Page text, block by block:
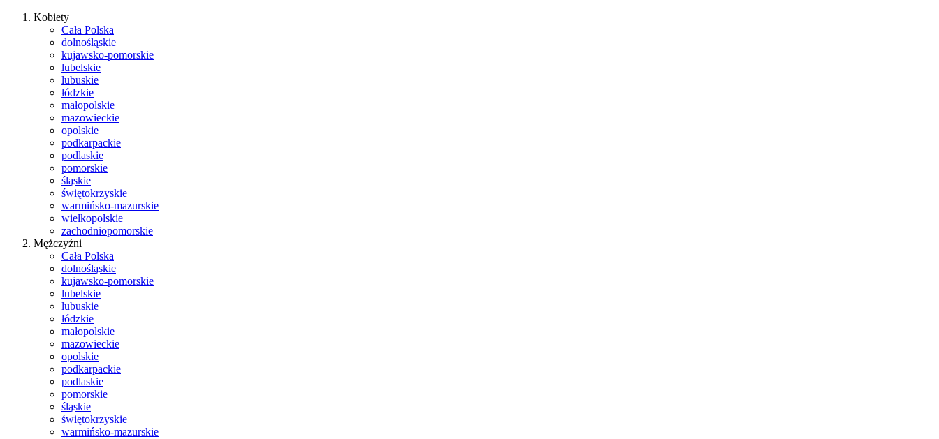
Kobiety
Cała Polska
dolnośląskie
kujawsko-pomorskie
lubelskie
lubuskie
łódzkie
małopolskie
mazowieckie
opolskie
podkarpackie
podlaskie
pomorskie
śląskie
świętokrzyskie
warmińsko-mazurskie
wielkopolskie
zachodniopomorskie
Mężczyźni
Cała Polska
dolnośląskie
kujawsko-pomorskie
lubelskie
lubuskie
łódzkie
małopolskie
mazowieckie
opolskie
podkarpackie
podlaskie
pomorskie
śląskie
świętokrzyskie
warmińsko-mazurskie